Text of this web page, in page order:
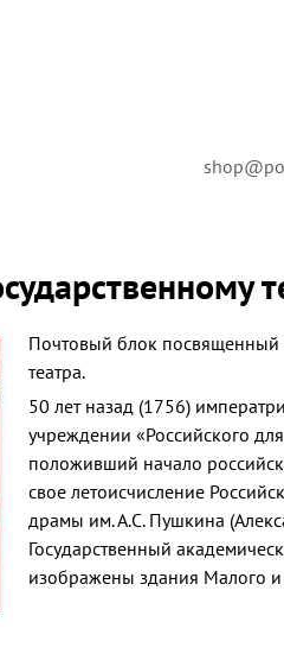
Почтовый блок посвященный
театра.
50 лет назад (1756)
учреждении «Российского
положивший начало
свое летоисчисление
драмы им. А.С. Пушкина
Государственный
изображены здания Малого и